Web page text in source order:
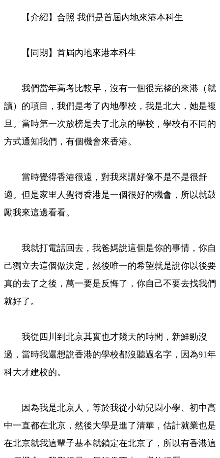
【介紹】合照 我們是首屆內地來港本科生
【同期】首屆內地來港本科生
我們當年高考比較早，沒有一個很完整的來港（就
讀）的項目，我們是考了內地學校，我是北大，她是複
旦。當時第一次放榜是去了北京的學校，學校有不同的
方式通知我們，有個機會來香港。
當時覺得香港很遠，對我來講好像不是不是很舒
適。但是家里人覺得香港是一個很好的機會，所以就鼓
勵我來這邊看看。
我就打電話回去，我爸媽說這個是你的事情，你自
己獨立去這個做決定，然後唯一的希望就是說你以後要
真的去了之後，萬一要是反悔了，你自己不要去找我們
就好了。
我從四川到北京其實也才幾天的時間，新鮮勁沒
過，當時我還想說香港的學校都沒聽過名字，因為91年
科大才建校的。
因為我是北京人，等於我從小幼兒園小學、初中高
中一直都在北京，然後大學是進了清華，估計就業也是
在北京就我這輩子基本就鎖定在北京了，所以有香港這